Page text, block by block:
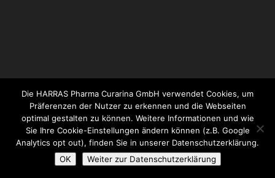
copyright: HerbResearch - Dr. Mathias Schmidt,
Wartbergweg 15, D-86874 Mattsies
Die HARRAS Pharma Curarina GmbH verwendet Cookies, um
Präferenzen der Nutzer zu erkennen und die Webseiten
optimal gestalten zu können. Weitere Informationen und wie
Sie Ihre Cookie-Einstellungen ändern können (z.B. Google
Analytics opt out), finden Sie in unserer Datenschutzerklärung.
OK
Weiter zur Datenschutzerklärung